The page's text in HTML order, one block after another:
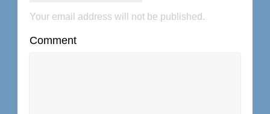
Your email address will not be published.
Comment